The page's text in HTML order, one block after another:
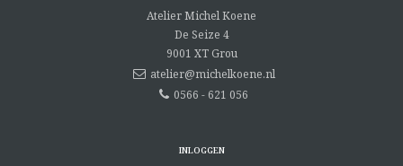
Atelier Michel Koene
De Seize 4
9001 XT Grou
atelier@michelkoene.nl
0566 - 621 056
INLOGGEN